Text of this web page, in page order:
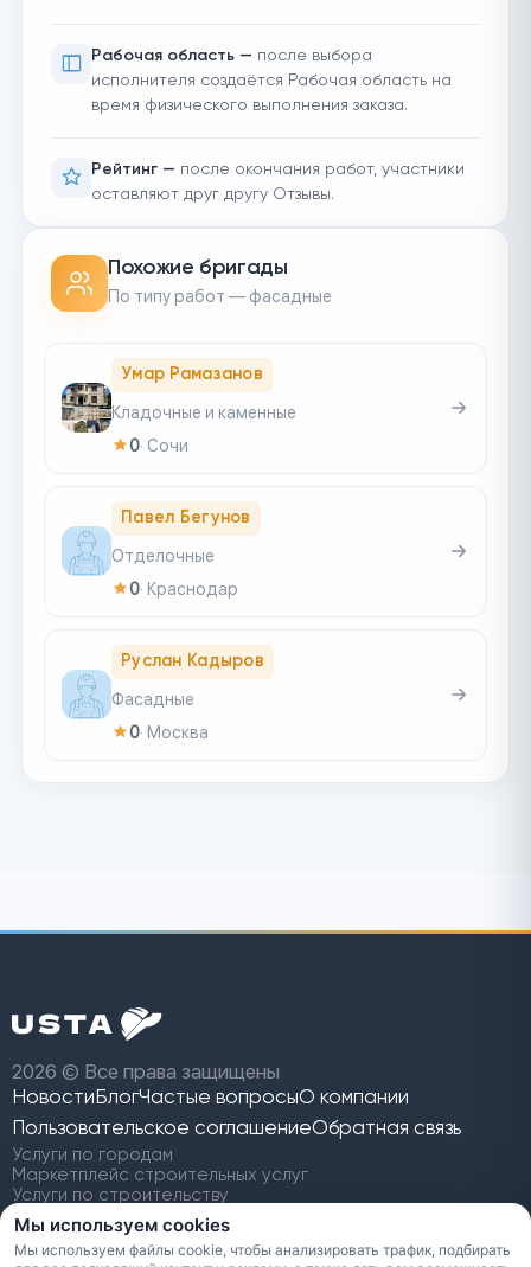
Рабочая область — после выбора
исполнителя создаётся Рабочая область на
время физического выполнения заказа.
Рейтинг — после окончания работ, участники
оставляют друг другу Отзывы.
Похожие бригады
По типу работ — фасадные
Умар Рамазанов
Кладочные и каменные
0· Сочи
Павел Бегунов
Отделочные
0· Краснодар
Руслан Кадыров
Фасадные
0· Москва
2026 © Все права защищены
Новости БлогЧастые вопросыО компании
Пользовательское соглашениеОбратная связь
Услуги по городам
Маркетплейс строительных услуг
Услуги по строительству
Найти строительную бригаду
Заявки на строительство
Сравнение с Профи.ру
Мы используем cookies
Мы используем файлы cookie, чтобы анализировать трафик, подбирать